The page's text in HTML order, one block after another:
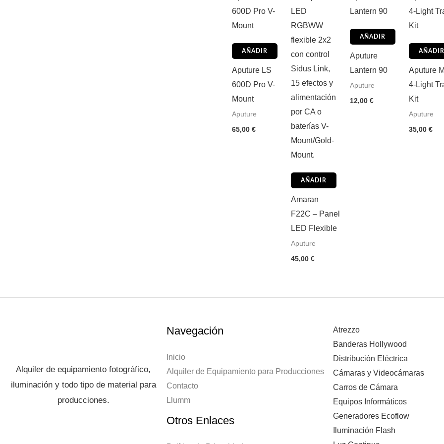
AÑADIR
Aputure LS
600D Pro V-
Mount
Aputure
65,00 €
AÑADIR
Amaran
F22C – Panel
LED Flexible
Aputure
45,00 €
AÑADIR
Aputure
Lantern 90
Aputure
12,00 €
AÑADIR
Aputure
4-Light
Kit
Aputure
35,00 €
Alquiler de equipamiento fotográfico,
iluminación y todo tipo de material para
producciones.
Navegación
Inicio
Alquiler de Equipamiento para Producciones
Contacto
Llumm
Otros Enlaces
Atrezzo
Banderas Hollywood
Distribución Eléctrica
Cámaras y Videocámaras
Carros de Cámara
Equipos Informáticos
Generadores Ecoflow
Iluminación Flash